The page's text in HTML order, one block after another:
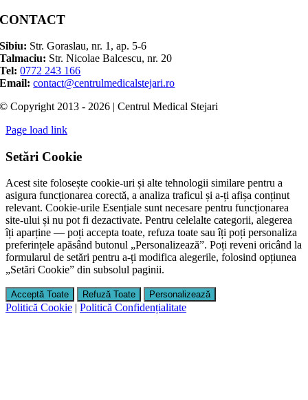
CONTACT
Sibiu: Str. Goraslau, nr. 1, ap. 5-6
Talmaciu: Str. Nicolae Balcescu, nr. 20
Tel: 0772 243 166
Email: contact@centrulmedicalstejari.ro
© Copyright 2013 - 2026 | Centrul Medical Stejari
Page load link
Setări Cookie
Acest site folosește cookie-uri și alte tehnologii similare pentru a
asigura funcționarea corectă, a analiza traficul și a-ți afișa conținut
relevant. Cookie-urile Esențiale sunt necesare pentru funcționarea
site-ului și nu pot fi dezactivate. Pentru celelalte categorii, alegerea
îți aparține — poți accepta toate, refuza toate sau îți poți personaliza
preferințele apăsând butonul „Personalizează”. Poți reveni oricând la
formularul de setări pentru a-ți modifica alegerile, folosind opțiunea
„Setări Cookie” din subsolul paginii.
Acceptă Toate Refuză Toate Personalizează
Politică Cookie | Politică Confidențialitate